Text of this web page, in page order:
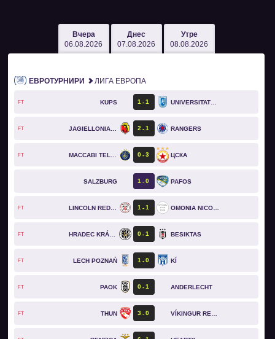
Вчера
06.08.2026
Днес
07.08.2026
Утре
08.08.2026
ЕВРОТУРНИРИ ЛИГА ЕВРОПА
FT KUPS 1 1 UNIVERSITATEA CRAIOVA
FT JAGIELLONIA BIAŁYSTOK 2 1 RANGERS
FT MACCABI TEL AVIV 0 3 ЦСКА
SALZBURG 1 0 PAFOS
FT LINCOLN RED IMPS 1 1 OMONIA NICOSIA
FT HRADEC KRÁLOVÉ 0 1 BESIKTAS
FT LECH POZNAŃ 1 0 KÍ
FT PAOK 0 1 ANDERLECHT
FT THUN 3 0 VÍKINGUR REYKJAVÍK